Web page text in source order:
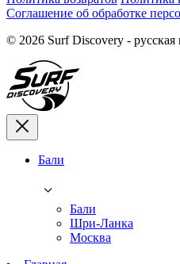
Соглашение об обработке
© 2026 Surf Discovery -
Бали
Бали
Шри-Ланка
Москва